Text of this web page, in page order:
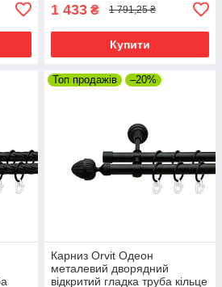
1 433 ₴ 1 791,25 ₴
Купити
Топ продажів –20%
Карниз Orvit Одеон
металевий дворядний
відкритий гладка труба кільце